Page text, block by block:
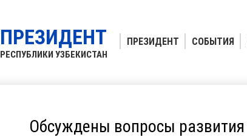
ПРЕЗИДЕНТ
РЕСПУБЛИКИ УЗБЕКИСТАН
ПРЕЗИДЕНТ СОБЫТИЯ
Обсуждены вопросы